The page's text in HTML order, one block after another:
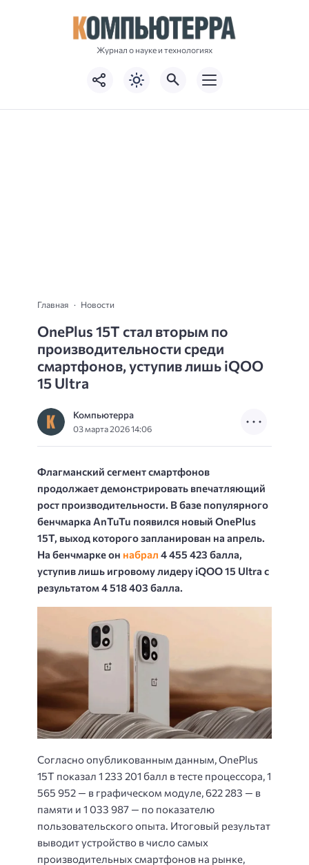
Журнал о науке и технологиях
Главная Новости
OnePlus 15T стал вторым по
производительности среди
смартфонов, уступив лишь iQOO
15 Ultra
Компьютерра
03 марта 2026 14:06
Флагманский сегмент смартфонов
продолжает демонстрировать впечатляющий
рост производительности. В базе популярного
бенчмарка AnTuTu появился новый OnePlus
15T, выход которого запланирован на апрель.
На бенчмарке он набрал 4 455 423 балла,
уступив лишь игровому лидеру iQOO 15 Ultra с
результатом 4 518 403 балла.
Согласно опубликованным данным, OnePlus
15T показал 1 233 201 балл в тесте процессора, 1
565 952 — в графическом модуле, 622 283 — в
памяти и 1 033 987 — по показателю
пользовательского опыта. Итоговый результат
выводит устройство в число самых
производительных смартфонов на рынке,